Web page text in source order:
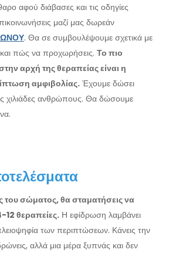
αφού διάβασες και τις οδηγίες
μαζί μας δωρεάν
. Θα σε συμβουλέψουμε σχετικά με
πώς να προχωρήσεις. Το πιο
αρχή της θεραπείας είναι η
αμφιβολίας. Έχουμε δώσει
χιλιάδες ανθρώπους. Θα δώσουμε
του σώματος, θα σταματήσεις να
12 θεραπείες. Η εφίδρωση λαμβάνει
των περιπτώσεων. Κάνεις την
αλλά μια μέρα ξυπνάς και δεν